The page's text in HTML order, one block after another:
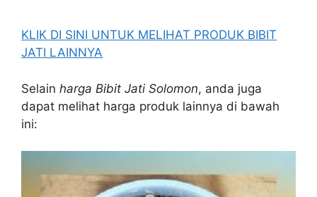
KLIK DI SINI UNTUK MELIHAT PRODUK BIBIT
JATI LAINNYA
Selain harga Bibit Jati Solomon, anda juga
dapat melihat harga produk lainnya di bawah
ini: